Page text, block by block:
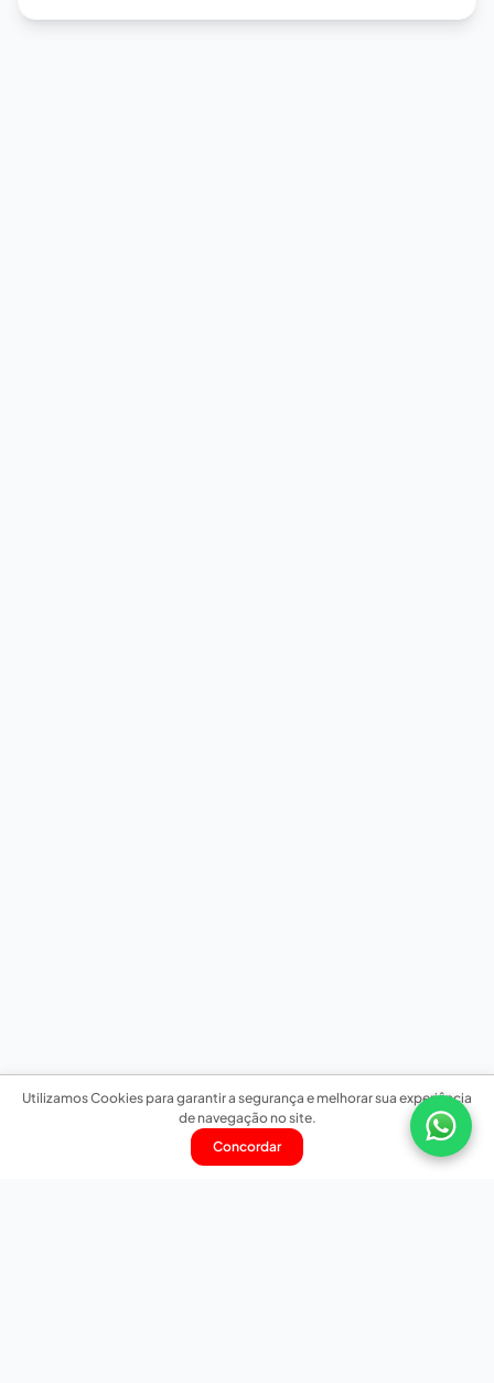
Utilizamos Cookies para garantir a segurança e melhorar sua experiência
de navegação no site.
Concordar